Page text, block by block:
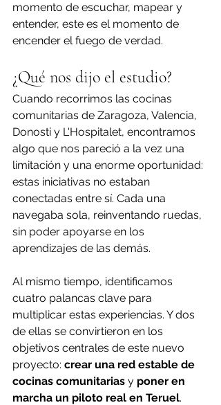
momento de escuchar, mapear y
entender, este es el momento de
encender el fuego de verdad.
¿Qué nos dijo el estudio?
Cuando recorrimos las cocinas
comunitarias de Zaragoza, Valencia,
Donosti y L'Hospitalet, encontramos
algo que nos pareció a la vez una
limitación y una enorme oportunidad:
estas iniciativas no estaban
conectadas entre sí. Cada una
navegaba sola, reinventando ruedas,
sin poder apoyarse en los
aprendizajes de las demás.
Al mismo tiempo, identificamos
cuatro palancas clave para
multiplicar estas experiencias. Y dos
de ellas se convirtieron en los
objetivos centrales de este nuevo
proyecto: crear una red estable de
cocinas comunitarias y poner en
marcha un piloto real en Teruel.